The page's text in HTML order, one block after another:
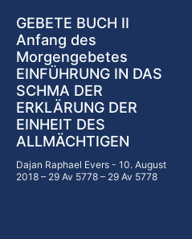
GEBETE BUCH II
Anfang des
Morgengebetes
EINFÜHRUNG IN DAS
SCHMA DER
ERKLÄRUNG DER
EINHEIT DES
ALLMÄCHTIGEN
Dajan Raphael Evers
10. August
2018 – 29 Av 5778 – 29 Av 5778